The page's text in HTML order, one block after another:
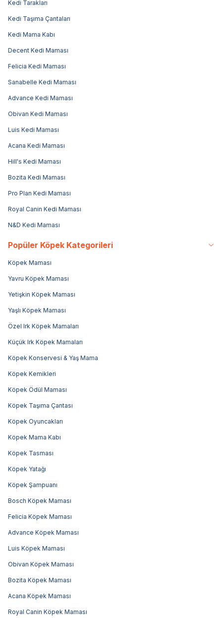
Kedi Tarakları
Kedi Taşıma Çantaları
Kedi Mama Kabı
Decent Kedi Maması
Felicia Kedi Maması
Sanabelle Kedi Maması
Advance Kedi Maması
Obivan Kedi Maması
Luis Kedi Maması
Acana Kedi Maması
Hill's Kedi Maması
Bozita Kedi Maması
Pro Plan Kedi Maması
Royal Canin Kedi Maması
N&D Kedi Maması
Popüler Köpek Kategorileri
Köpek Maması
Yavru Köpek Maması
Yetişkin Köpek Maması
Yaşlı Köpek Maması
Özel Irk Köpek Mamaları
Küçük Irk Köpek Mamaları
Köpek Konservesi & Yaş Mama
Köpek Kemikleri
Köpek Ödül Maması
Köpek Taşıma Çantası
Köpek Oyuncakları
Köpek Mama Kabı
Köpek Tasması
Köpek Yatağı
Köpek Şampuanı
Bosch Köpek Maması
Felicia Köpek Maması
Advance Köpek Maması
Luis Köpek Maması
Obivan Köpek Maması
Bozita Köpek Maması
Acana Köpek Maması
Royal Canin Köpek Maması